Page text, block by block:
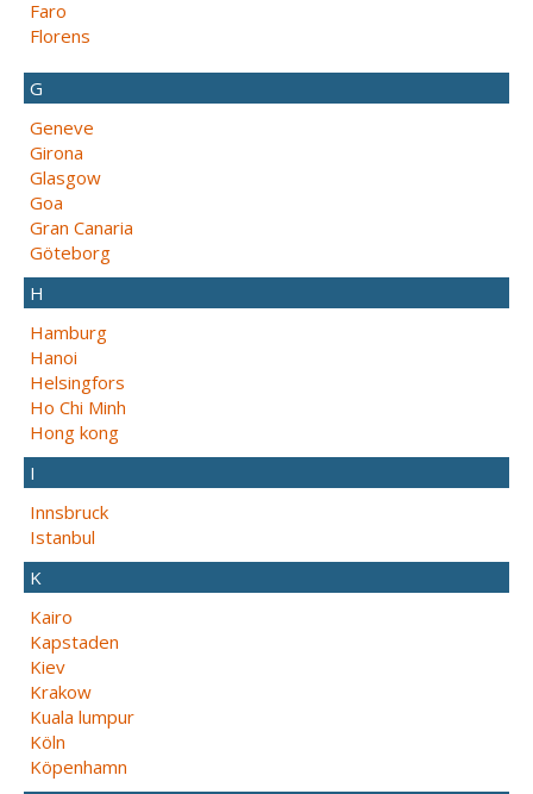
Faro
Florens
G
Geneve
Girona
Glasgow
Goa
Gran Canaria
Göteborg
H
Hamburg
Hanoi
Helsingfors
Ho Chi Minh
Hong kong
I
Innsbruck
Istanbul
K
Kairo
Kapstaden
Kiev
Krakow
Kuala lumpur
Köln
Köpenhamn